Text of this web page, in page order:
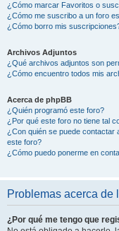
¿Cómo marcar Favoritos o
¿Cómo me suscribo a un foro
¿Cómo borro mis
Archivos Adjuntos
¿Qué archivos adjuntos son
¿Cómo encuentro todos mis
Acerca de phpBB
¿Quién programó este foro?
¿Por qué este foro no tiene tal
¿Con quién se puede contactar
este foro?
¿Cómo puedo ponerme en
Problemas acerca de
¿Por qué me tengo que